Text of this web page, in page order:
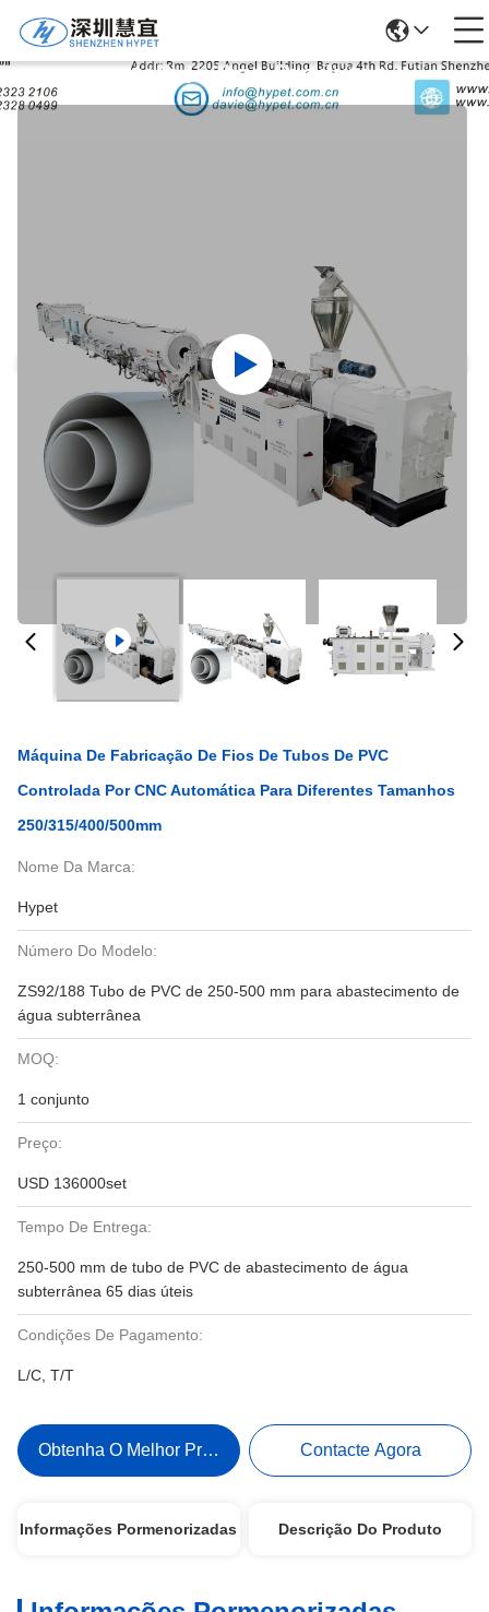
Detalhes Dos Produtos
Máquina De Fabricação De Fios De Tubos De PVC
Controlada Por CNC Automática Para Diferentes Tamanhos
250/315/400/500mm
Nome Da Marca:
Hypet
Número Do Modelo:
ZS92/188 Tubo de PVC de 250-500 mm para abastecimento de
água subterrânea
MOQ:
1 conjunto
Preço:
USD 136000set
Tempo De Entrega:
250-500 mm de tubo de PVC de abastecimento de água
subterrânea 65 dias úteis
Condições De Pagamento:
L/C, T/T
Obtenha O Melhor Preço Contacte Agora
Informações Pormenorizadas Descrição Do Produto